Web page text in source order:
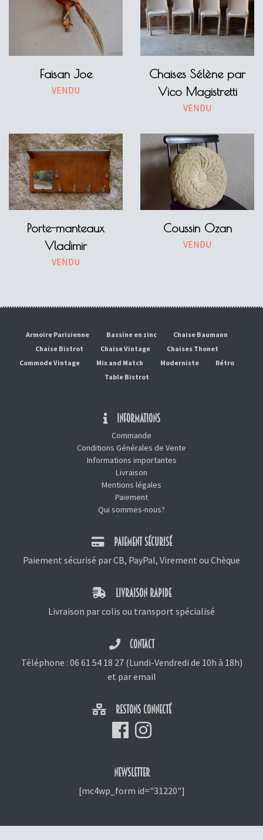
Faisan Joe
VENDU
Chaises Sélène par
Vico Magistretti
VENDU
Porte-manteaux
Vladimir
VENDU
Coussin Ozan
VENDU
Armoire Parisienne Bassine en zinc
Chaise Baumann
Chaise Bistrot
Chaise Vintage
Chaises Thonet
Commode Vintage
Mix and Match Moderniste
Rétro
Table Bistrot
INFORMATIONS
Commande
Conditions Générales de Vente
Informations importantes
Livraison
Mentions légales
Paiement
Qui sommes-nous?
PAIEMENT SÉCURISÉ
Paiement sécurisé par CB, PayPal, Virement ou Chèque
LIVRAISON RAPIDE
Livraison par colis ou transport spécialisé
CONTACT
Téléphone : 06 61 54 18 27(Lundi-Vendredi de 10h à 18h)
et par email
RESTONS CONNECTÉ
NEWSLETTER
[mc4wp_form id="31220"]